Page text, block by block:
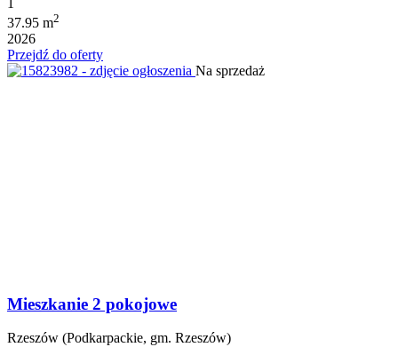
37.95 m2
2026
Przejdź do oferty
Na sprzedaż
Mieszkanie 2 pokojowe
Rzeszów (Podkarpackie, gm. Rzeszów)